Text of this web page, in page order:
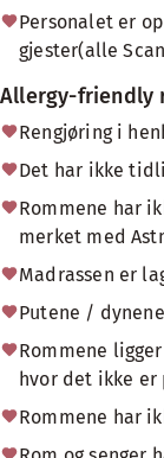
Personalet er
gjester(alle
Allergy-friendly
Rengjøring i
Det har ikke
Rommene har
merket med
Madrassen er
Putene /
Rommene
hvor det ikke er
Rommene har